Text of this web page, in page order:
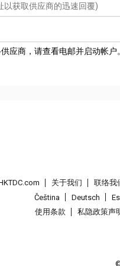
以获取供应商的迅速回覆)
应商，请查看电邮并启动帐户。
关于我们 联络我
Čeština
Deutsch
使用条款
私隐政策声